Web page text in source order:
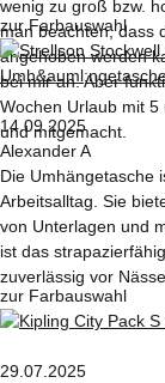
wenig zu groß bzw.
man beachten, dass
angehoben werden
bei mir an. Aber
Wochen Urlaub mit
und mitgemacht.
zur Farbauswahl
14.09.2025
Alexander A
Die Umhängetasche
Arbeitsalltag. Sie
von Unterlagen und
ist das
zuverlässig vor
zur Farbauswahl
29.07.2025